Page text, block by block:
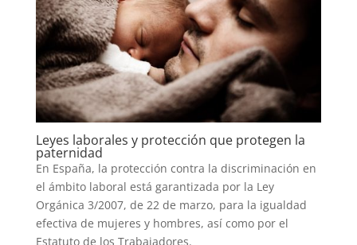
Leyes laborales y protección que protegen la
paternidad
En España, la protección contra la discriminación en
el ámbito laboral está garantizada por la Ley
Orgánica 3/2007, de 22 de marzo, para la igualdad
efectiva de mujeres y hombres, así como por el
Estatuto de los Trabajadores.